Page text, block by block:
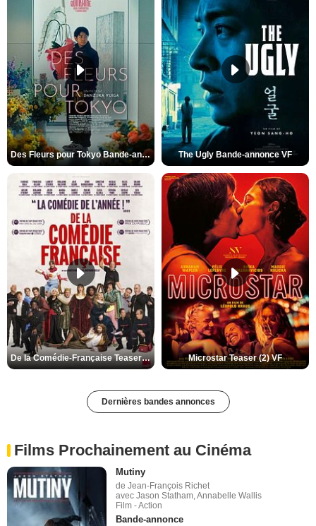
Des Fleurs pour Tokyo Bande-annonce VO STFR The Ugly Bande-annonce VF
De la Comédie-Française Teaser (3) VF Microstar Teaser (2) VF
Dernières bandes annonces
Films Prochainement au Cinéma
Mutiny
de Jean-François Richet
avec Jason Statham, Annabelle Wallis
Film - Action
Bande-annonce